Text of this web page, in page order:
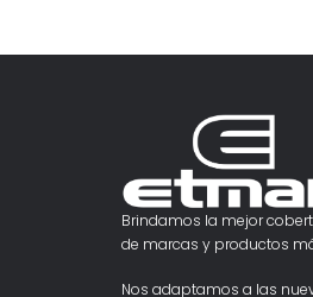
Brindamos la mejor
de marcas y productos
Nos adaptamos a las